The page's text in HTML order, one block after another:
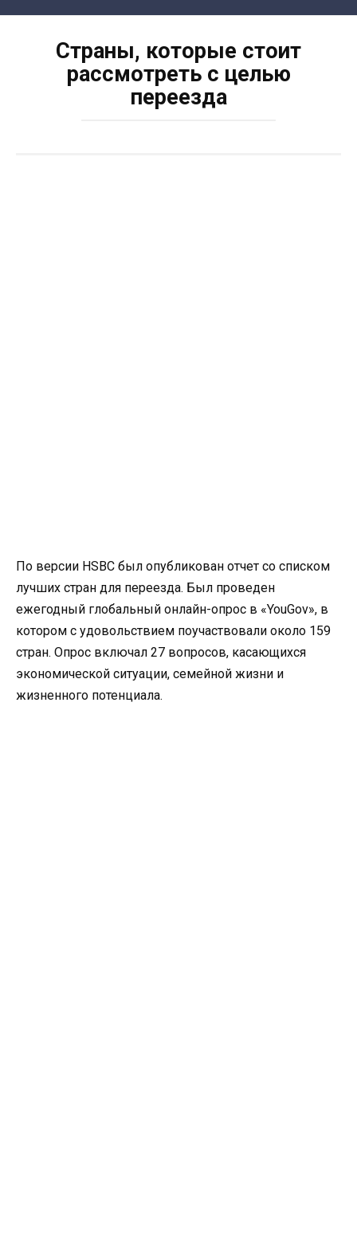
Страны, которые стоит
рассмотреть с целью
переезда
По версии HSBC был опубликован отчет со списком
лучших стран для переезда. Был проведен
ежегодный глобальный онлайн-опрос в «YouGov», в
котором с удовольствием поучаствовали около 159
стран. Опрос включал 27 вопросов, касающихся
экономической ситуации, семейной жизни и
жизненного потенциала.